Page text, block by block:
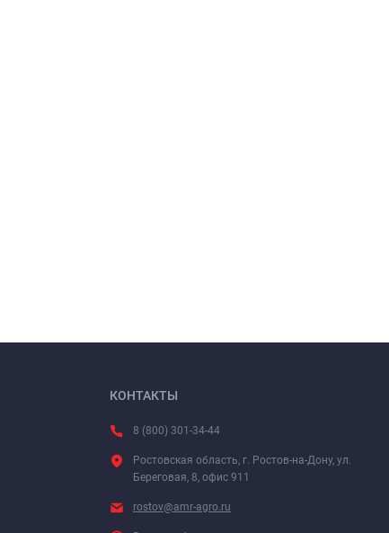
КОНТАКТЫ
8 (800) 301-34-44
Ростовская область, г. Ростов-на-Дону, ул.
Береговая, 8, офис 911
rostov@amr-agro.ru